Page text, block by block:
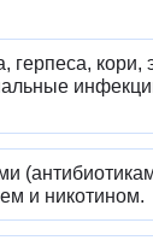
кори,
и никотином.